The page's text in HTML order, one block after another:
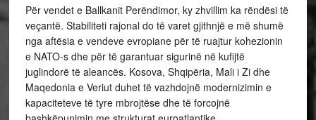
Për vendet e Ballkanit Perëndimor, ky zhvillim ka rëndësi të
veçantë. Stabiliteti rajonal do të varet gjithnjë e më shumë
nga aftësia e vendeve evropiane për të ruajtur kohezionin
e NATO-s dhe për të garantuar sigurinë në kufijtë
juglindorë të aleancës. Kosova, Shqipëria, Mali i Zi dhe
Maqedonia e Veriut duhet të vazhdojnë modernizimin e
kapaciteteve të tyre mbrojtëse dhe të forcojnë